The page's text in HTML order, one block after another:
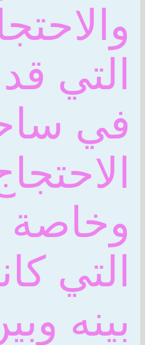
التي
في
وخاصة
التي
بينه